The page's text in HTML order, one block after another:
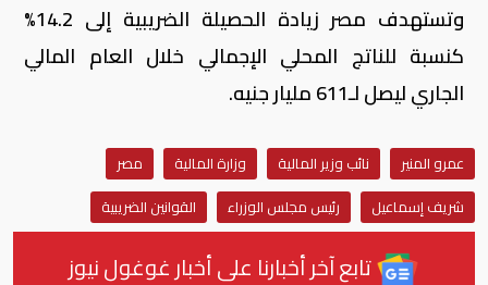
وتستهدف مصر زيادة الحصيلة الضريبية إلى 14.2%
كنسبة للناتج المحلي الإجمالي خلال العام المالي
الجاري ليصل لـ611 مليار جنيه.
عمرو المنير نائب وزير المالية وزارة المالية
مصر
شريف إسماعيل
رئيس مجلس الوزراء القوانين الضريبية
تابع آخر أخبارنا على أخبار غوغول نيوز